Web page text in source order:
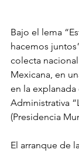
Bajo el lema
hacemos
colecta
Mexicana, en
en la explanada
Administrativa
(Presidencia
El arranque de